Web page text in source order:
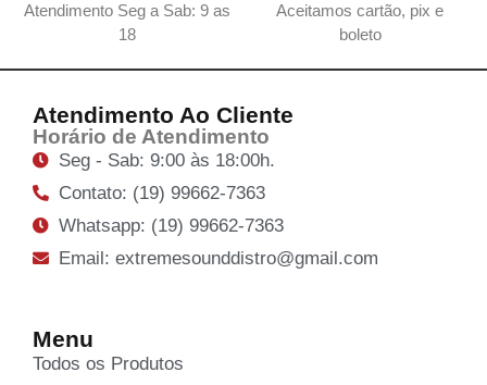
Atendimento Seg a Sab: 9 as
18
Aceitamos cartão, pix e
boleto
Atendimento Ao Cliente
Horário de Atendimento
Seg - Sab: 9:00 às 18:00h.
Contato: (19) 99662-7363
Whatsapp: (19) 99662-7363
Email: extremesounddistro@gmail.com
Menu
Todos os Produtos